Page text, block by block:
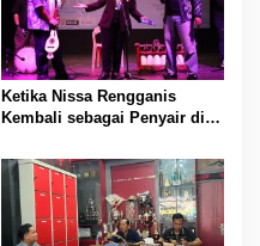
Ketika Nissa Rengganis
Kembali sebagai Penyair di
Festival